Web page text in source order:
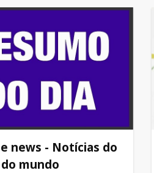
news - Notícias do
mundo